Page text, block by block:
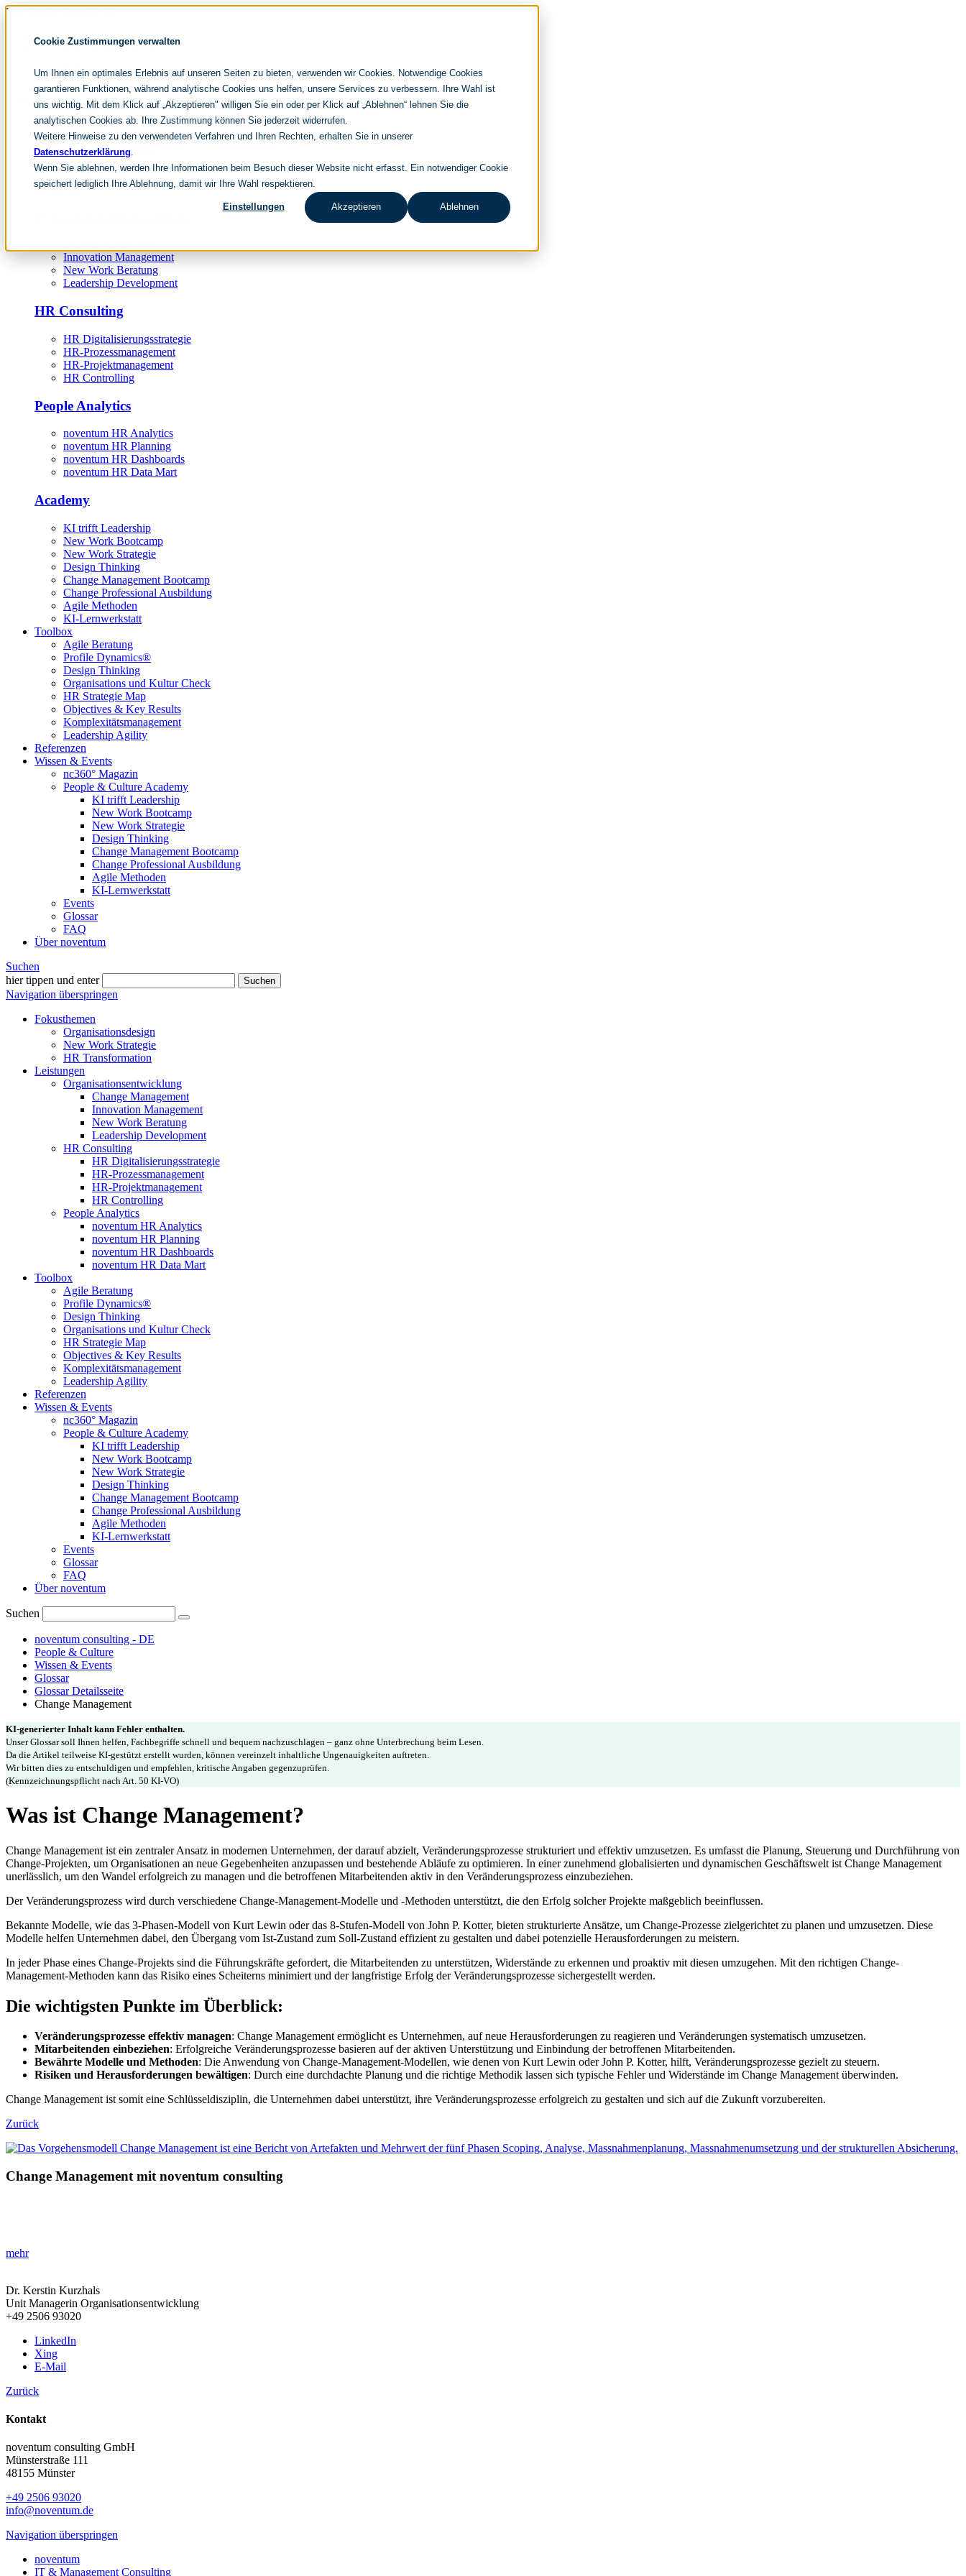
Cookie Zustimmungen verwalten
Um Ihnen ein optimales Erlebnis auf unseren Seiten zu bieten, verwenden wir Cookies. Notwendige Cookies
garantieren Funktionen, während analytische Cookies uns helfen, unsere Services zu verbessern. Ihre Wahl ist
uns wichtig. Mit dem Klick auf „Akzeptieren" willigen Sie ein oder per Klick auf „Ablehnen“ lehnen Sie die
analytischen Cookies ab. Ihre Zustimmung können Sie jederzeit widerrufen.
Weitere Hinweise zu den verwendeten Verfahren und Ihren Rechten, erhalten Sie in unserer
Datenschutzerklärung.
Wenn Sie ablehnen, werden Ihre Informationen beim Besuch dieser Website nicht erfasst. Ein notwendiger Cookie
speichert lediglich Ihre Ablehnung, damit wir Ihre Wahl respektieren.
Einstellungen Akzeptieren Ablehnen
Navigation überspringen
noventum
IT & Management Consulting
People & Culture
Navigation überspringen
Fokusthemen
Organisationsdesign
New Work Strategie
HR Transformation
Leistungen
Innovation Management
New Work Beratung
Leadership Development
HR Consulting
HR Digitalisierungsstrategie
HR-Prozessmanagement
HR-Projektmanagement
HR Controlling
People Analytics
noventum HR Analytics
noventum HR Planning
noventum HR Dashboards
noventum HR Data Mart
Academy
KI trifft Leadership
New Work Bootcamp
New Work Strategie
Design Thinking
Change Management Bootcamp
Change Professional Ausbildung
Agile Methoden
KI-Lernwerkstatt
Toolbox
Agile Beratung
Profile Dynamics®
Design Thinking
Organisations und Kultur Check
HR Strategie Map
Objectives & Key Results
Komplexitätsmanagement
Leadership Agility
Referenzen
Wissen & Events
nc360° Magazin
People & Culture Academy
KI trifft Leadership
New Work Bootcamp
New Work Strategie
Design Thinking
Change Management Bootcamp
Change Professional Ausbildung
Agile Methoden
KI-Lernwerkstatt
Events
Glossar
FAQ
Über noventum
Suchen
hier tippen und enter
Suchen
Navigation überspringen
Fokusthemen
Organisationsdesign
New Work Strategie
HR Transformation
Leistungen
Organisationsentwicklung
Change Management
Innovation Management
New Work Beratung
Leadership Development
HR Consulting
HR Digitalisierungsstrategie
HR-Prozessmanagement
HR-Projektmanagement
HR Controlling
People Analytics
noventum HR Analytics
noventum HR Planning
noventum HR Dashboards
noventum HR Data Mart
Toolbox
Agile Beratung
Profile Dynamics®
Design Thinking
Organisations und Kultur Check
HR Strategie Map
Objectives & Key Results
Komplexitätsmanagement
Leadership Agility
Referenzen
Wissen & Events
nc360° Magazin
People & Culture Academy
KI trifft Leadership
New Work Bootcamp
New Work Strategie
Design Thinking
Change Management Bootcamp
Change Professional Ausbildung
Agile Methoden
KI-Lernwerkstatt
Events
Glossar
FAQ
Über noventum
Suchen
noventum consulting - DE
People & Culture
Wissen & Events
Glossar
Glossar Detailsseite
Change Management
KI-generierter Inhalt kann Fehler enthalten.
Unser Glossar soll Ihnen helfen, Fachbegriffe schnell und bequem nachzuschlagen – ganz ohne Unterbrechung beim Lesen.
Da die Artikel teilweise KI-gestützt erstellt wurden, können vereinzelt inhaltliche Ungenauigkeiten auftreten.
Wir bitten dies zu entschuldigen und empfehlen, kritische Angaben gegenzuprüfen.
(Kennzeichnungspflicht nach Art. 50 KI-VO)
Was ist Change Management?
Change Management ist ein zentraler Ansatz in modernen Unternehmen, der darauf abzielt, Veränderungsprozesse strukturiert und effektiv umzusetzen. Es umfasst die Planung, Steuerung und Durchführung von
Change-Projekten, um Organisationen an neue Gegebenheiten anzupassen und bestehende Abläufe zu optimieren. In einer zunehmend globalisierten und dynamischen Geschäftswelt ist Change Management
unerlässlich, um den Wandel erfolgreich zu managen und die betroffenen Mitarbeitenden aktiv in den Veränderungsprozess einzubeziehen.
Der Veränderungsprozess wird durch verschiedene Change-Management-Modelle und -Methoden unterstützt, die den Erfolg solcher Projekte maßgeblich beeinflussen.
Bekannte Modelle, wie das 3-Phasen-Modell von Kurt Lewin oder das 8-Stufen-Modell von John P. Kotter, bieten strukturierte Ansätze, um Change-Prozesse zielgerichtet zu planen und umzusetzen. Diese
Modelle helfen Unternehmen dabei, den Übergang vom Ist-Zustand zum Soll-Zustand effizient zu gestalten und dabei potenzielle Herausforderungen zu meistern.
In jeder Phase eines Change-Projekts sind die Führungskräfte gefordert, die Mitarbeitenden zu unterstützen, Widerstände zu erkennen und proaktiv mit diesen umzugehen. Mit den richtigen Change-
Management-Methoden kann das Risiko eines Scheiterns minimiert und der langfristige Erfolg der Veränderungsprozesse sichergestellt werden.
Die wichtigsten Punkte im Überblick:
Veränderungsprozesse effektiv managen: Change Management ermöglicht es Unternehmen, auf neue Herausforderungen zu reagieren und Veränderungen systematisch umzusetzen.
Mitarbeitenden einbeziehen: Erfolgreiche Veränderungsprozesse basieren auf der aktiven Unterstützung und Einbindung der betroffenen Mitarbeitenden.
Bewährte Modelle und Methoden: Die Anwendung von Change-Management-Modellen, wie denen von Kurt Lewin oder John P. Kotter, hilft, Veränderungsprozesse gezielt zu steuern.
Risiken und Herausforderungen bewältigen: Durch eine durchdachte Planung und die richtige Methodik lassen sich typische Fehler und Widerstände im Change Management überwinden.
Change Management ist somit eine Schlüsseldisziplin, die Unternehmen dabei unterstützt, ihre Veränderungsprozesse erfolgreich zu gestalten und sich auf die Zukunft vorzubereiten.
Zurück
Change Management mit noventum consulting
mehr
Dr. Kerstin Kurzhals
Unit Managerin Organisationsentwicklung
+49 2506 93020
LinkedIn
Xing
E-Mail
Zurück
Kontakt
noventum consulting GmbH
Münsterstraße 111
48155 Münster
+49 2506 93020
info@noventum.de
Navigation überspringen
noventum
IT & Management Consulting